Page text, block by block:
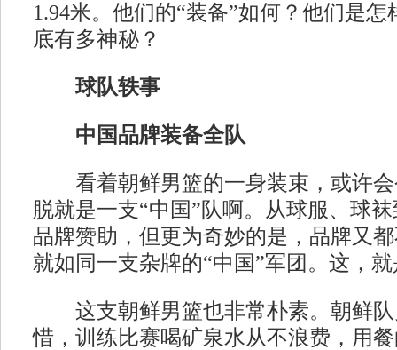
1.94米。他们的“装备”如何？他们是
底有多神秘？
球队轶事
中国品牌装备全队
看着朝鲜男篮的一身装束，或许会
脱就是一支“中国”队啊。从球服、球
品牌赞助，但更为奇妙的是，品牌又
就如同一支杂牌的“中国”军团。这，
这支朝鲜男篮也非常朴素。朝鲜队
惜，训练比赛喝矿泉水从不浪费，用